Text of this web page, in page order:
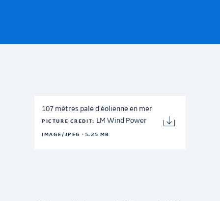
107 mètres pale d'éolienne en mer
PICTURE CREDIT: LM Wind Power
IMAGE/JPEG · 5.25 MB